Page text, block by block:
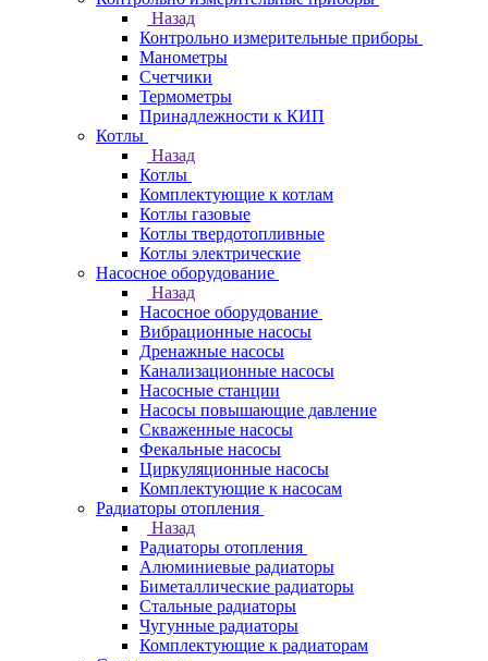
Назад
Контрольно измерительные приборы
Манометры
Счетчики
Термометры
Принадлежности к КИП
Котлы
Назад
Котлы
Комплектующие к котлам
Котлы газовые
Котлы твердотопливные
Котлы электрические
Насосное оборудование
Назад
Насосное оборудование
Вибрационные насосы
Дренажные насосы
Канализационные насосы
Насосные станции
Насосы повышающие давление
Скваженные насосы
Фекальные насосы
Циркуляционные насосы
Комплектующие к насосам
Радиаторы отопления
Назад
Радиаторы отопления
Алюминиевые радиаторы
Биметаллические радиаторы
Стальные радиаторы
Чугунные радиаторы
Комплектующие к радиаторам